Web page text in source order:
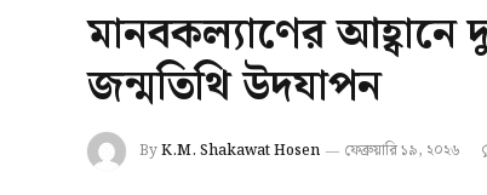
মানবকল্যাণের আহ্বানে
জন্মতিথি উদযাপন
ByK.M. Shakawat Hosen ফেব্রুয়ারি ১৯, ২০২৬